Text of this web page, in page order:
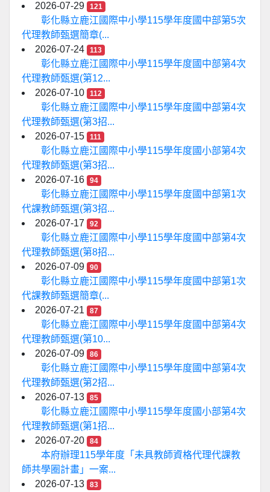
2026-07-29
121
彰化縣立鹿江國際中小學115學年度國中部第5次
代理教師甄選簡章(...
2026-07-24
113
彰化縣立鹿江國際中小學115學年度國中部第4次
代理教師甄選(第12...
2026-07-10
112
彰化縣立鹿江國際中小學115學年度國中部第4次
代理教師甄選(第3招...
2026-07-15
111
彰化縣立鹿江國際中小學115學年度國小部第4次
代理教師甄選(第3招...
2026-07-16
94
彰化縣立鹿江國際中小學115學年度國中部第1次
代課教師甄選(第3招...
2026-07-17
92
彰化縣立鹿江國際中小學115學年度國中部第4次
代理教師甄選(第8招...
2026-07-09
90
彰化縣立鹿江國際中小學115學年度國中部第1次
代課教師甄選簡章(...
2026-07-21
87
彰化縣立鹿江國際中小學115學年度國中部第4次
代理教師甄選(第10...
2026-07-09
86
彰化縣立鹿江國際中小學115學年度國中部第4次
代理教師甄選(第2招...
2026-07-13
85
彰化縣立鹿江國際中小學115學年度國小部第4次
代理教師甄選(第1招...
2026-07-20
84
本府辦理115學年度「未具教師資格代理代課教
師共學圈計畫」一案...
2026-07-13
83